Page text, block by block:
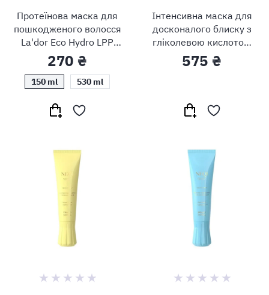
Протеїнова маска для
пошкодженого волосся
La'dor Eco Hydro LPP
Treatment
270 ₴
150 ml 530 ml
Інтенсивна маска для
досконалого блиску з
гліколевою кислотою
Neqi Treatment Treasure
Gloss Glaze
575 ₴